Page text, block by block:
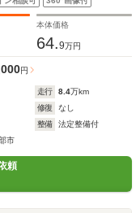
運転席メモリー
本体価格
64.9万円
円
走行 8.4万km
修復
なし
整備
法定整備付
市
頼